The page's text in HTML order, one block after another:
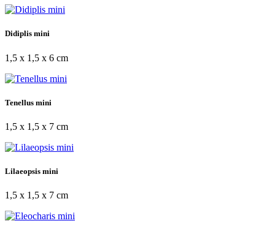
Didiplis mini
1,5 x 1,5 x 6 cm
Tenellus mini
1,5 x 1,5 x 7 cm
Lilaeopsis mini
1,5 x 1,5 x 7 cm